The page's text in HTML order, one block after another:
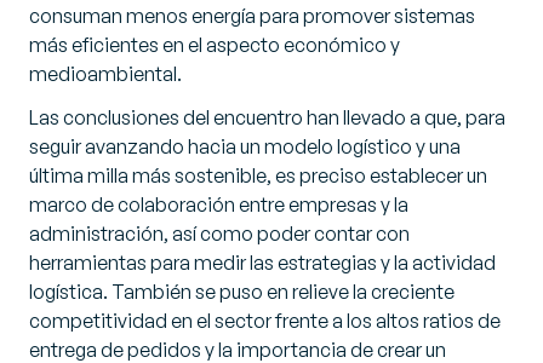
consuman menos energía para promover sistemas
más eficientes en el aspecto económico y
medioambiental.
Las conclusiones del encuentro han llevado a que, para
seguir avanzando hacia un modelo logístico y una
última milla más sostenible, es preciso establecer un
marco de colaboración entre empresas y la
administración, así como poder contar con
herramientas para medir las estrategias y la actividad
logística. También se puso en relieve la creciente
competitividad en el sector frente a los altos ratios de
entrega de pedidos y la importancia de crear un